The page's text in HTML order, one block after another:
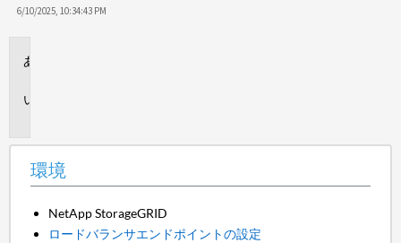
6/10/2025, 10:34:43 PM
環境
NetApp StorageGRID
ロードバランサエンドポイントの設定